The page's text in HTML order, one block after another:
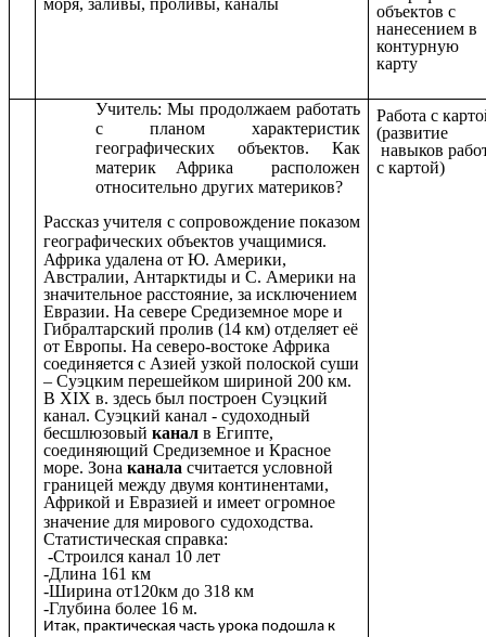
моря, заливы, проливы, каналы
объектов с
нанесением в
контурную
карту
Учитель: Мы продолжаем работать
с планом характеристик
географических объектов. Как
материк Африка расположен
относительно других материков?
Рассказ учителя с сопровождение показом
географических объектов учащимися.
Африка удалена от Ю. Америки,
Австралии, Антарктиды и С. Америки на
значительное расстояние, за исключением
Евразии. На севере Средиземное море и
Гибралтарский пролив (14 км) отделяет её
от Европы. На северо-востоке Африка
соединяется с Азией узкой полоской суши
– Суэцким перешейком шириной 200 км.
В XIX в. здесь был построен Суэцкий
канал. Суэцкий канал - судоходный
бесшлюзовыйканал в Египте,
соединяющий Средиземное и Красное
море. Зонаканала считается условной
границей между двумя континентами,
Африкой и Евразией и имеет огромное
значение для мирового судоходства.
Статистическая справка:
-Строился канал 10 лет
-Длина 161 км
-Ширина от120км до 318 км
-Глубина более 16 м.
Итак, практическая часть урока подошла к
Работа с
(развитие
навыков
с картой)